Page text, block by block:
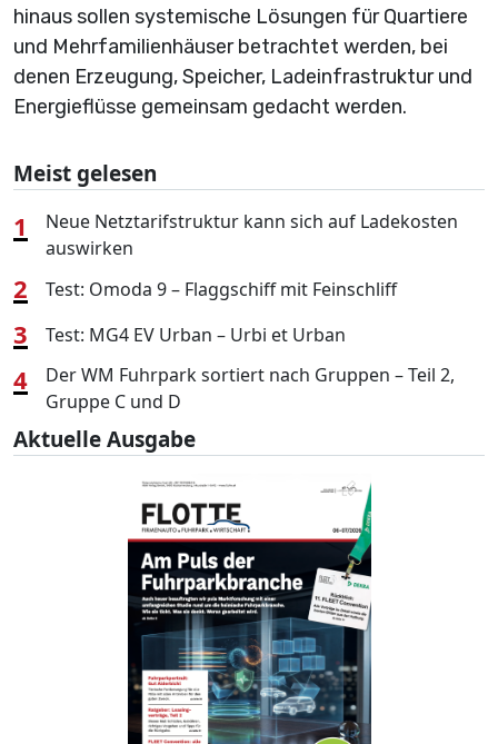
hinaus sollen systemische Lösungen für Quartiere
und Mehrfamilienhäuser betrachtet werden, bei
denen Erzeugung, Speicher, Ladeinfrastruktur und
Energieflüsse gemeinsam gedacht werden.
Meist gelesen
1
Neue Netztarifstruktur kann sich auf Ladekosten
auswirken
2 Test: Omoda 9 – Flaggschiff mit Feinschliff
3 Test: MG4 EV Urban – Urbi et Urban
4
Der WM Fuhrpark sortiert nach Gruppen – Teil 2,
Gruppe C und D
Aktuelle Ausgabe